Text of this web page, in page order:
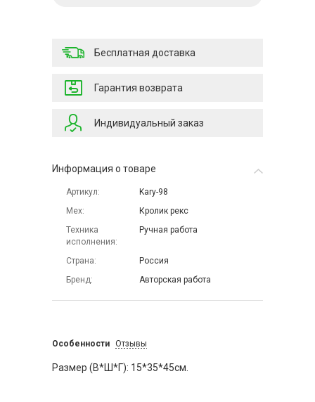
Бесплатная доставка
Гарантия возврата
Индивидуальный заказ
Информация о товаре
Артикул
Kary-98
Мех
Кролик рекс
Техника
исполнения
Ручная работа
Страна
Россия
Бренд
Авторская работа
Особенности Отзывы
Размер (В*Ш*Г): 15*35*45см.